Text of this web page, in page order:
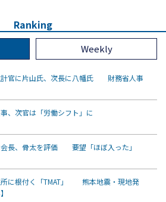
Ranking
Weekly
計官に片山氏、次長に八幡氏 財務省人事
、次官は「労働シフト」に
会長、骨太を評価 要望「ほぼ入った」
所に根付く「TMAT」 熊本地震・現地発